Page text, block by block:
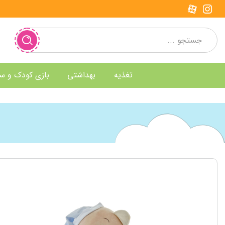
تغذیه بهداشتی بازی کودک و